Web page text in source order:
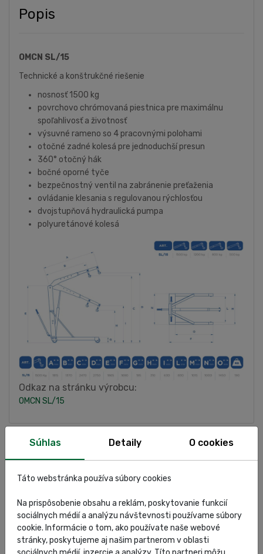
Popis
OMCN SL/15
Technické a konštrukčné riešenie
nosnosť 1500 kg
povrchovo chrómovaná piestnica pre maximálnu
spoľahlivosť a životnosť
výsuvné rameno so 4 pracovnými polohami
otočné zadné kolesá pre jednoduchší presun
360° otočný hák
bočné oporné tyče
bezpečnostný ventil na zabránenie preťaženia
ovládanie klesania s regulovanou rýchlosťou
dvojstupňová hydraulická pumpa
polyuretánové kolesá
Odkaz na stránku výrobcu:
OMCN SL/15
ŠPECIFIKÁCIA
HODNOTENIA
DOKUMENTY
Súhlas Detaily O cookies
Táto webstránka používa súbory cookies
Na prispôsobenie obsahu a reklám, poskytovanie funkcií
sociálnych médií a analýzu návštevnosti používame súbory
cookie. Informácie o tom, ako používate naše webové
stránky, poskytujeme aj našim partnerom v oblasti